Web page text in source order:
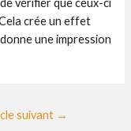
vérifier que ceux-ci
crée un effet
une impression
suivant →